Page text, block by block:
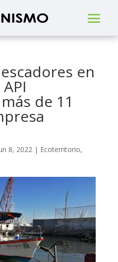
en
de 11
8, 2022| Ecoterritorio,